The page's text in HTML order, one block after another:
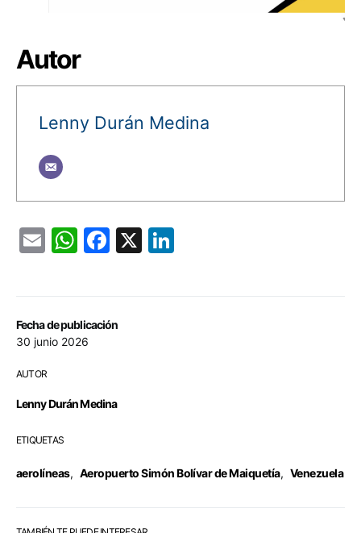
Fecha de publicación
30 junio 2026
AUTOR
Lenny Durán Medina
ETIQUETAS
aerolíneas, Aeropuerto Simón Bolívar de Maiquetía, Venezuela
Autor
Lenny Durán Medina
EmailWhatsApp
Facebook
X